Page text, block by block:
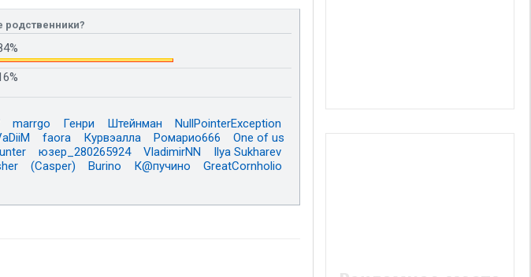
родственники
marrgo Генри Штейнман
NullPointerException
faora Курвэалла Ромарио666
One of us
юзер_280265924 VladimirNN
Ilya Sukharev
(Casper) Burino К@пучино
GreatCornholio